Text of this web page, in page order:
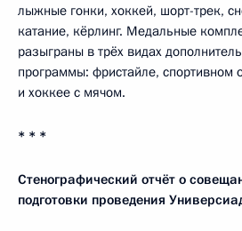
лыжные гонки, хоккей, шорт-трек,
катание, кёрлинг. Медальные
разыграны в трёх видах
программы: фристайле, спортивном
и хоккее с мячом.
* * *
Стенографический отчёт о
подготовки проведения